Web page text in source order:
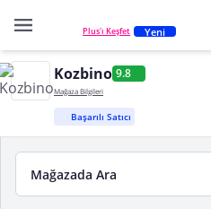
Plus'ı Keşfet Yeni
Kozbino 9.8
Mağaza Bilgileri
Başarılı Satıcı